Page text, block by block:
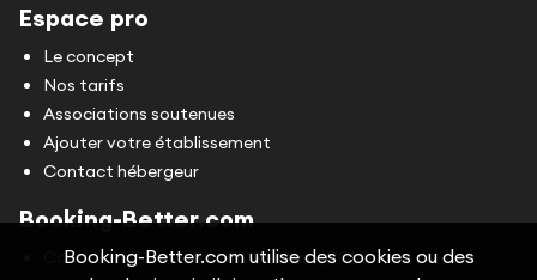
Espace pro
Le concept
Nos tarifs
Associations soutenues
Ajouter votre établissement
Contact hébergeur
Booking-Better.com
Conditions Générales d'Utilisation (CGU)
Booking-Better.com utilise des cookies ou des